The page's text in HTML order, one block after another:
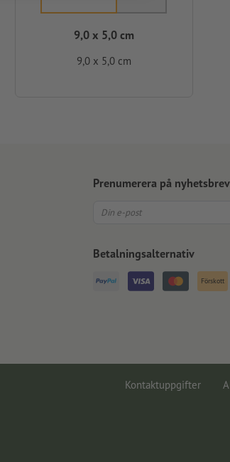
9,0 x 5,0 cm
9,0 x 5,0 cm
Prenumerera på
Betalningsalternativ
Förskott
Kontaktuppgifter